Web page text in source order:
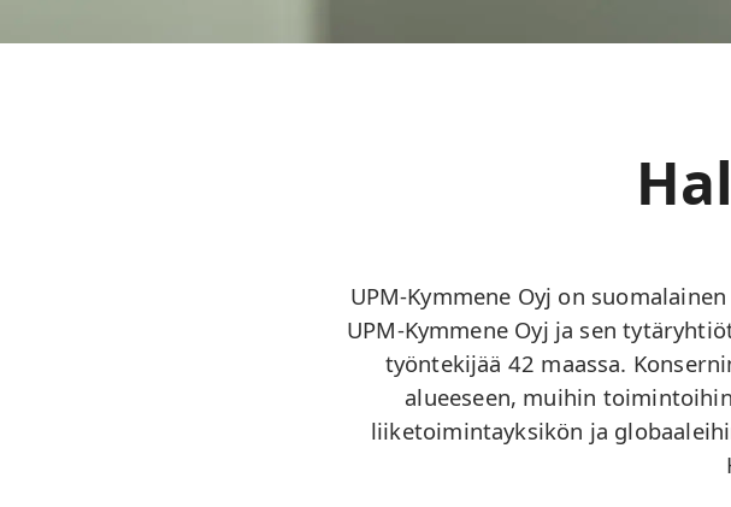
UPM-Kymmene Oyj on
UPM-Kymmene Oyj ja sen
työntekijää 42 maassa.
alueeseen, muihin
liiketoimintayksikön ja